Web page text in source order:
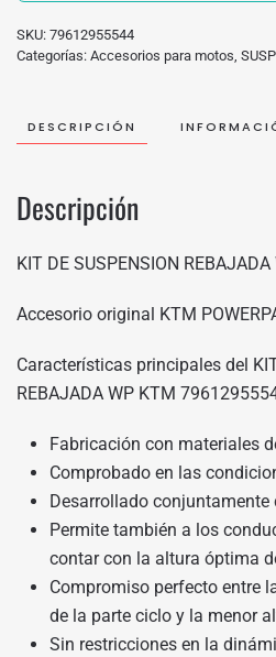
SKU: 79612955544
Categorías: Accesorios para motos,
DESCRIPCIÓN
Descripción
KIT DE SUSPENSION
Accesorio original KTM
Características principales del
REBAJADA WP KTM
Fabricación con materiales
Comprobado en las
Desarrollado conjuntamente
Permite también a los
contar con la altura óptima
Compromiso perfecto entre
de la parte ciclo y la menor
Sin restricciones en la